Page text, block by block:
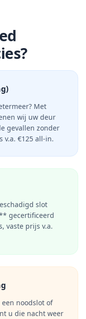
? Met
wij uw deur
gevallen zonder
v.a. €125 all-in.
slot
gecertificeerd
vaste prijs v.a.
noodslot of
u die nacht weer